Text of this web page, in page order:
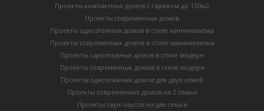
Проекты компактных домов с гаражом до 150м2
Проекты современных домов
Проекты одноэтажных домов в стиле минимализма
Проекты современных домов в стиле минимализма
Проекты одноэтажных домов в стиле модерн
Проекты современных домов в стиле модерн
Проекты одноэтажных домов для двух семей
Проекты современных домов на 2 семьи
Проекты таун-хаусов на две семьи